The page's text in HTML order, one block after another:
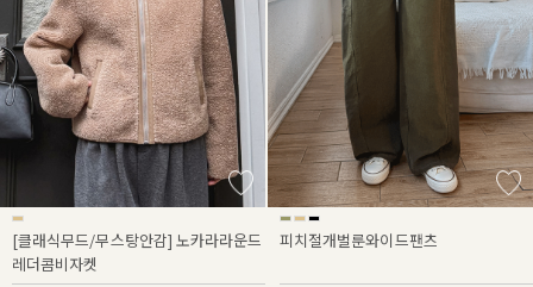
[클래식무드/무스탕안감] 노카라라운드
레더콤비자켓
피치절개벌룬와이드팬츠